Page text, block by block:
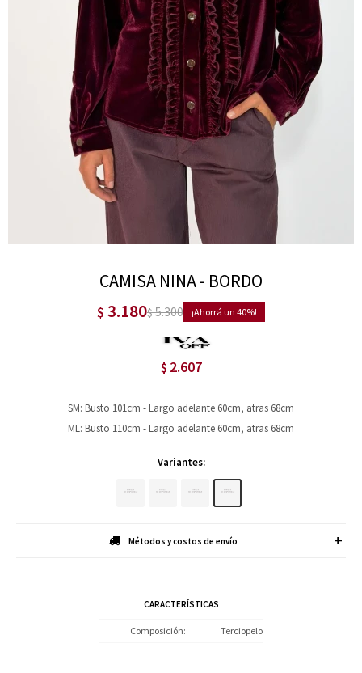
CAMISA NINA - BORDO
$ 3.180$5.300 40
$ 2.607
SM: Busto 101cm - Largo adelante 60cm, atras 68cm
ML: Busto 110cm - Largo adelante 60cm, atras 68cm
Variantes:
Métodos y costos de envío
CARACTERÍSTICAS
Composición Terciopelo